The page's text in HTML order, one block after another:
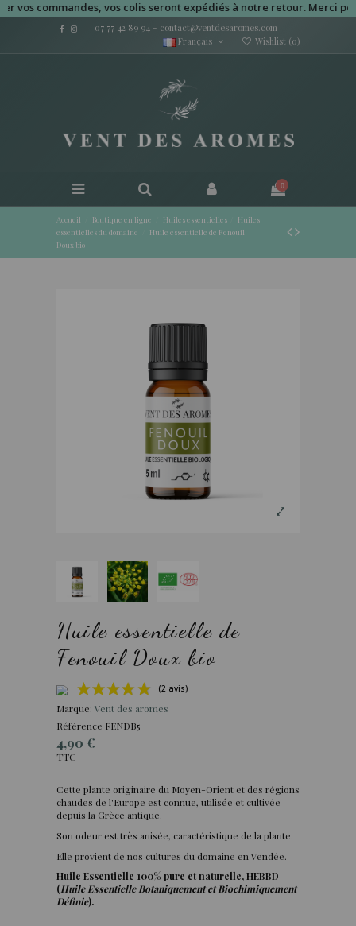
commandes, vos colis seront expédiés à notre retour. Merci pour
07 77 42 89 94 - contact@ventdesaromes.com
Français
Wishlist (0)
0
Accueil Boutique en ligne Huiles essentielles
Huiles
essentielles du domaine
Huile essentielle de Fenouil
Doux bio
Huile essentielle de
Fenouil Doux bio
(2 avis)
Marque: Vent des aromes
Référence FENDB5
4,90 €
TTC
Cette plante originaire du Moyen-Orient et des régions
chaudes de l'Europe est connue, utilisée et cultivée
depuis la Grèce antique.
Son odeur est très anisée, caractéristique de la plante.
Elle provient de nos cultures du domaine en Vendée.
Huile Essentielle 100% pure et naturelle, HEBBD
(Huile Essentielle Botaniquement et Biochimiquement
Définie).